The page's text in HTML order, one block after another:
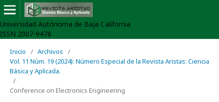
Universidad Autónoma de Baja California
ISSN 2007-9478
Inicio / Archivos
/
Vol. 11 Núm. 19 (2024): Número Especial de la Revista Aristas: Ciencia
Básica y Aplicada.
/
Conference on Electronics Engineering